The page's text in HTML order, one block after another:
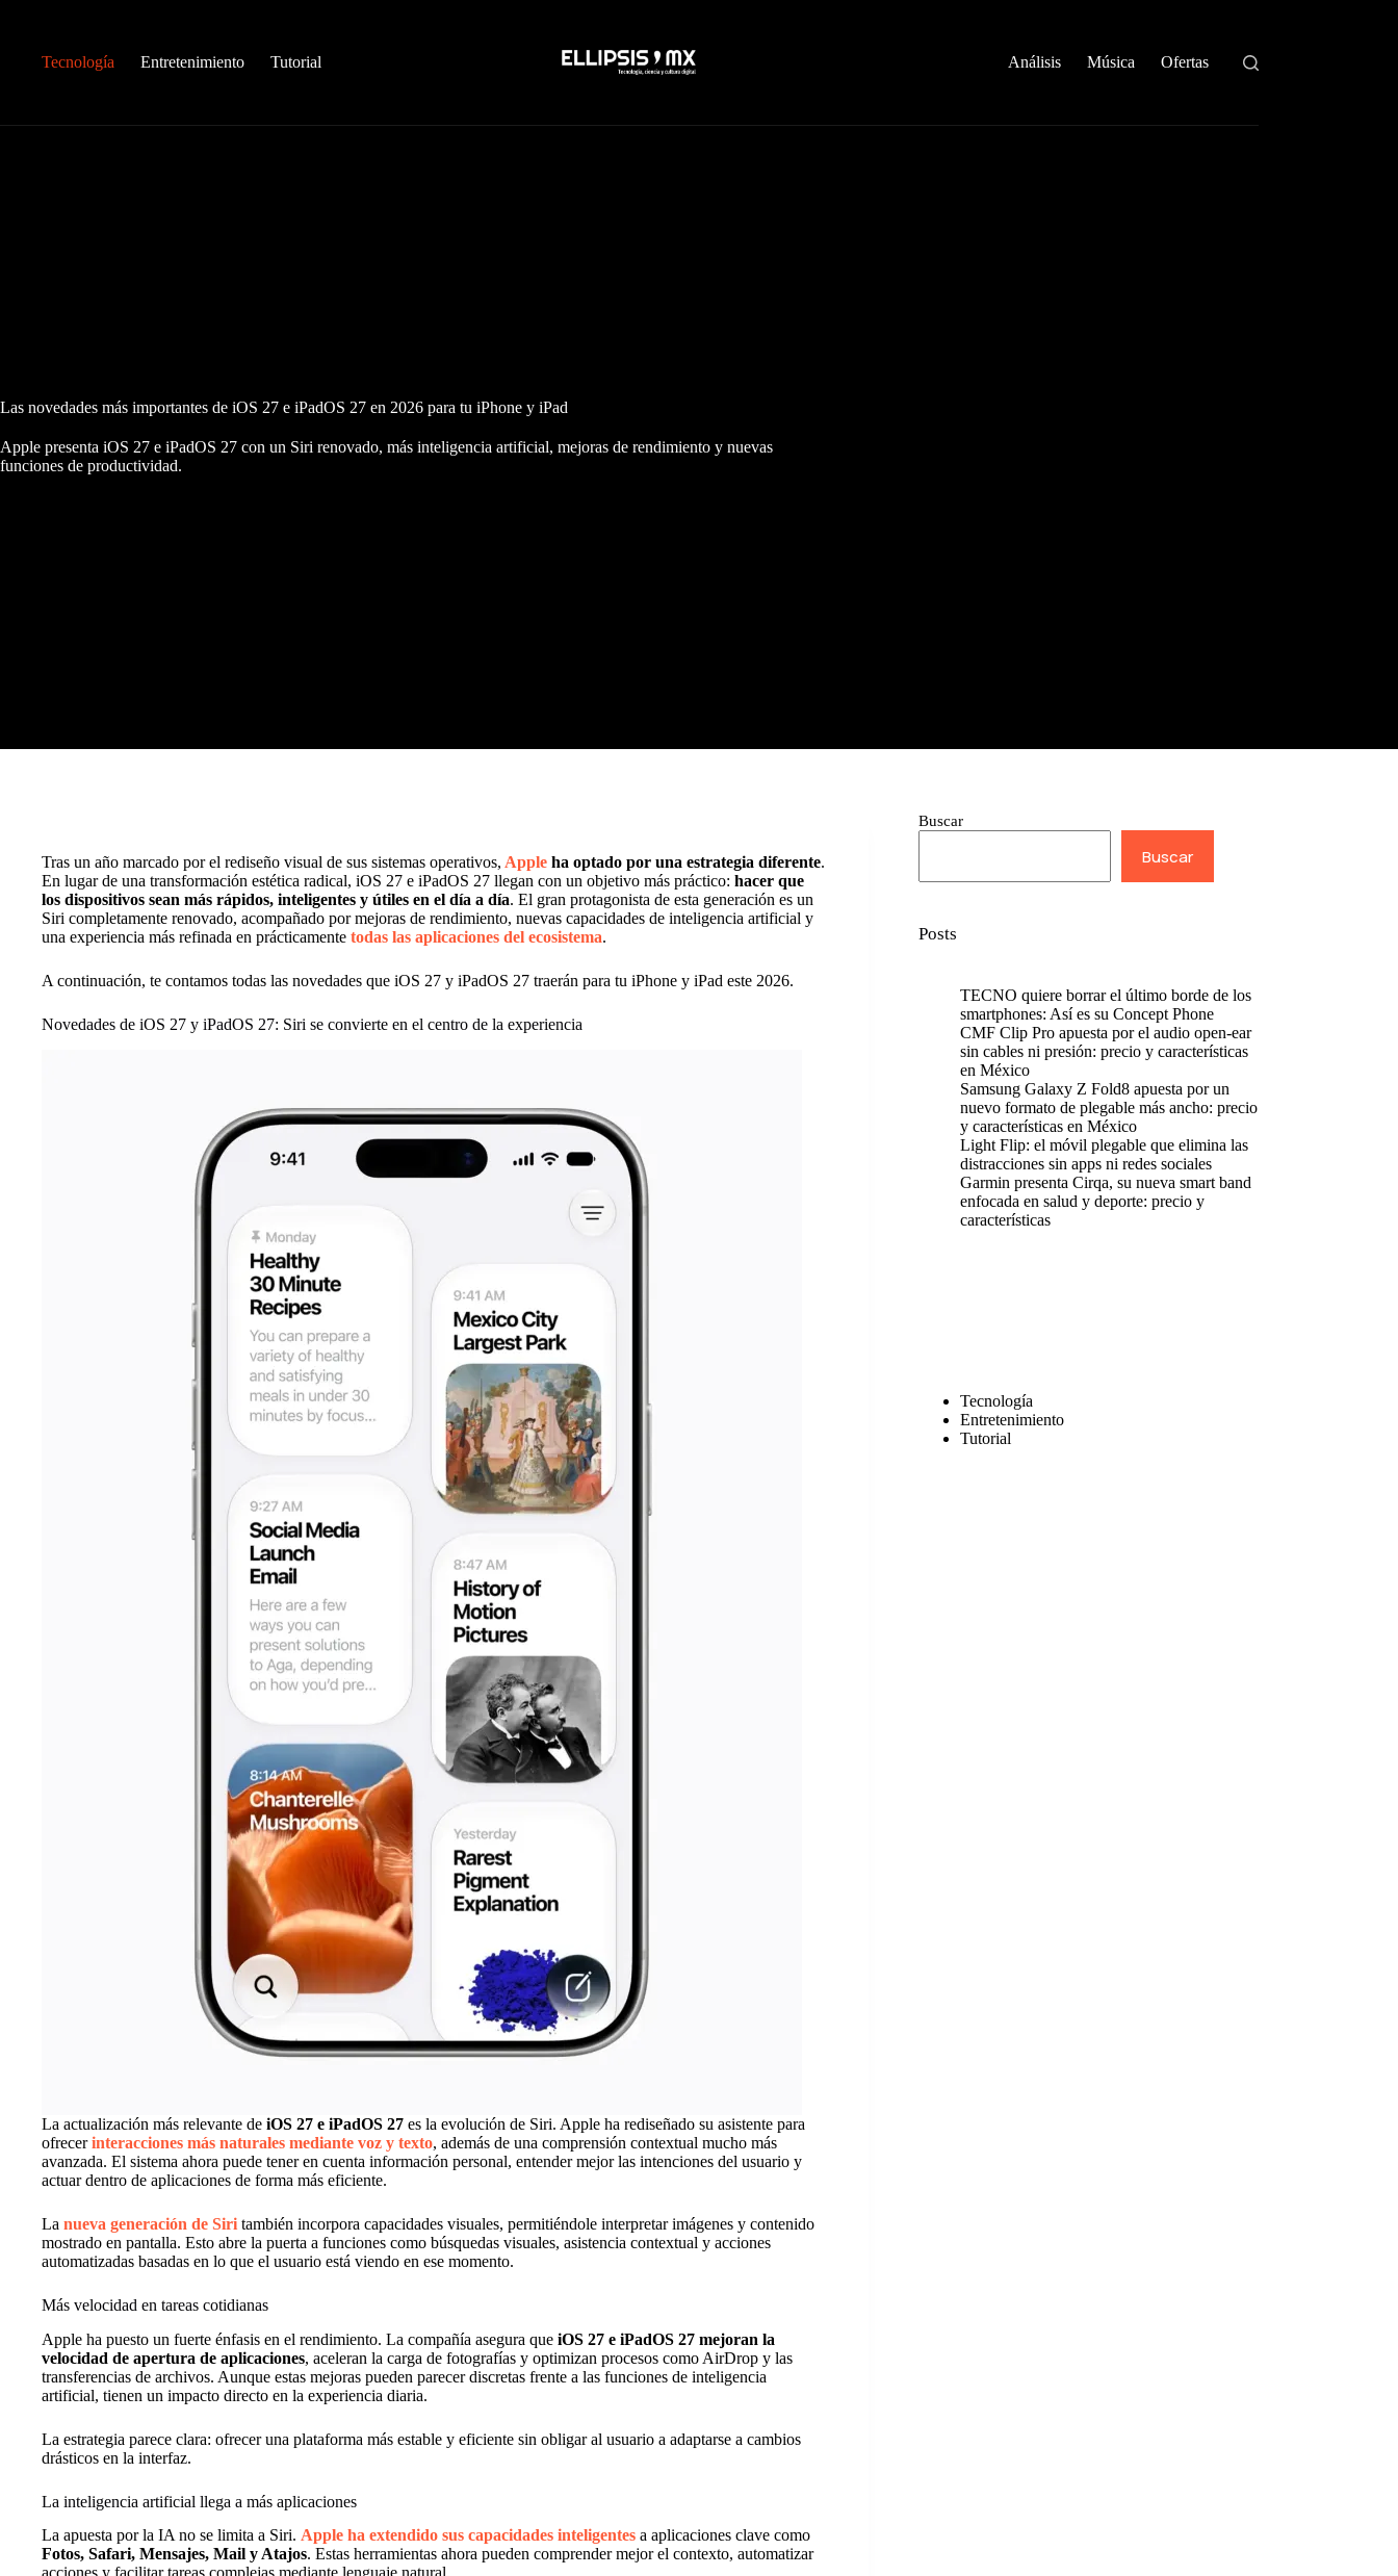
Tecnología
Entretenimiento Tutorial Análisis Música Ofertas
Las novedades más importantes de iOS 27 e iPadOS 27 en 2026 para tu iPhone y iPad
Apple presenta iOS 27 e iPadOS 27 con un Siri renovado, más inteligencia artificial, mejoras de rendimiento y nuevas
funciones de productividad.
Tras un año marcado por el rediseño visual de sus sistemas operativos, Apple ha optado por una estrategia diferente.
En lugar de una transformación estética radical, iOS 27 e iPadOS 27 llegan con un objetivo más práctico: hacer que
los dispositivos sean más rápidos, inteligentes y útiles en el día a día. El gran protagonista de esta generación es un
Siri completamente renovado, acompañado por mejoras de rendimiento, nuevas capacidades de inteligencia artificial y
una experiencia más refinada en prácticamente todas las aplicaciones del ecosistema.
A continuación, te contamos todas las novedades que iOS 27 y iPadOS 27 traerán para tu iPhone y iPad este 2026.
Novedades de iOS 27 y iPadOS 27: Siri se convierte en el centro de la experiencia
La actualización más relevante de iOS 27 e iPadOS 27 es la evolución de Siri. Apple ha rediseñado su asistente para
ofrecerinteracciones más naturales mediante voz y texto, además de una comprensión contextual mucho más
avanzada. El sistema ahora puede tener en cuenta información personal, entender mejor las intenciones del usuario y
actuar dentro de aplicaciones de forma más eficiente.
La nueva generación de Siri también incorpora capacidades visuales, permitiéndole interpretar imágenes y contenido
mostrado en pantalla. Esto abre la puerta a funciones como búsquedas visuales, asistencia contextual y acciones
automatizadas basadas en lo que el usuario está viendo en ese momento.
Más velocidad en tareas cotidianas
Apple ha puesto un fuerte énfasis en el rendimiento. La compañía asegura que iOS 27 e iPadOS 27 mejoran la
velocidad de apertura de aplicaciones, aceleran la carga de fotografías y optimizan procesos como AirDrop y las
transferencias de archivos. Aunque estas mejoras pueden parecer discretas frente a las funciones de inteligencia
artificial, tienen un impacto directo en la experiencia diaria.
La estrategia parece clara: ofrecer una plataforma más estable y eficiente sin obligar al usuario a adaptarse a cambios
drásticos en la interfaz.
La inteligencia artificial llega a más aplicaciones
La apuesta por la IA no se limita a Siri. Apple ha extendido sus capacidades inteligentes a aplicaciones clave como
Fotos, Safari, Mensajes, Mail y Atajos. Estas herramientas ahora pueden comprender mejor el contexto, automatizar
Buscar
Buscar
Posts
TECNO quiere borrar el último borde de los
smartphones: Así es su Concept Phone
CMF Clip Pro apuesta por el audio open-ear
sin cables ni presión: precio y características
en México
Samsung Galaxy Z Fold8 apuesta por un
nuevo formato de plegable más ancho: precio
y características en México
Light Flip: el móvil plegable que elimina las
distracciones sin apps ni redes sociales
Garmin presenta Cirqa, su nueva smart band
enfocada en salud y deporte: precio y
características
Tecnología
Entretenimiento
Tutorial